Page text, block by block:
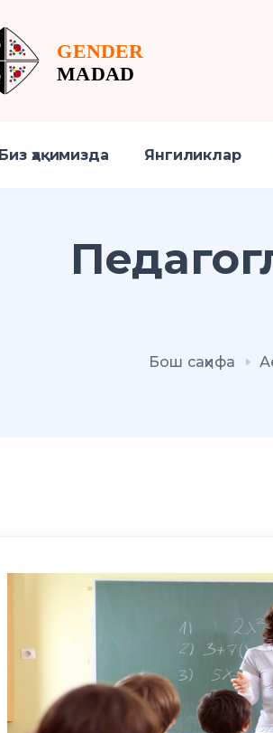
Биз ҳақимизда Янгиликлар
Бош саҳифа